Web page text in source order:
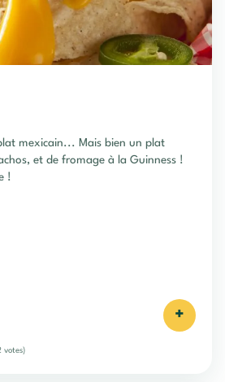
mexicain... Mais bien un plat
et de fromage à la Guinness !
!
+
votes)